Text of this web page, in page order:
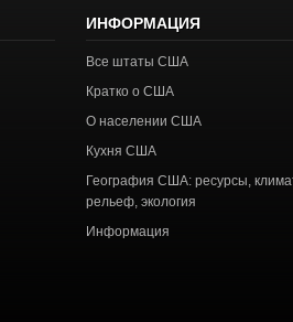
ИНФОРМАЦИЯ
Все штаты США
Кратко о США
О населении США
Кухня США
География США: ресурсы,
рельеф, экология
Информация